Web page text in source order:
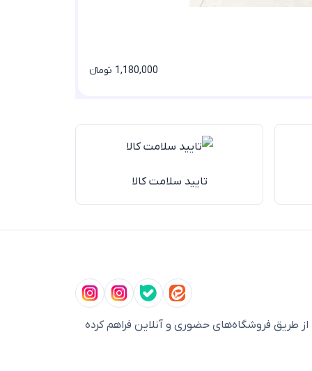
1,180,000 تومانء
تایید سلامت کالا
طریق فروشگاه‌های حضوری و آنلاین فراهم کرده